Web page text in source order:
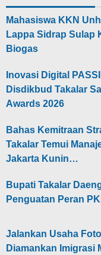
Mahasiswa KKN
Lappa Sidrap Sulap
Biogas
Inovasi Digital
Disdikbud Takalar
Awards 2026
Bahas Kemitraan
Takalar Temui
Jakarta Kunin…
Bupati Takalar
Penguatan Peran
Jalankan Usaha
Diamankan Imigrasi